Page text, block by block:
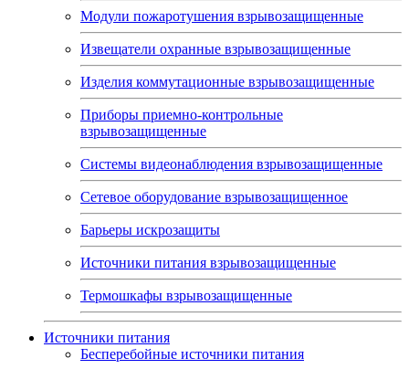
Модули пожаротушения взрывозащищенные
Извещатели охранные взрывозащищенные
Изделия коммутационные взрывозащищенные
Приборы приемно-контрольные
взрывозащищенные
Системы видеонаблюдения взрывозащищенные
Сетевое оборудование взрывозащищенное
Барьеры искрозащиты
Источники питания взрывозащищенные
Термошкафы взрывозащищенные
Источники питания
Бесперебойные источники питания